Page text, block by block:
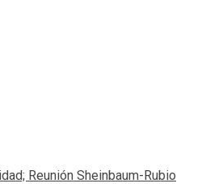
Reunión Sheinbaum-Rubio